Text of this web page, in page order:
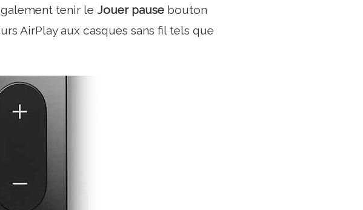
tenir le Jouer pause bouton
AirPlay aux casques sans fil tels que